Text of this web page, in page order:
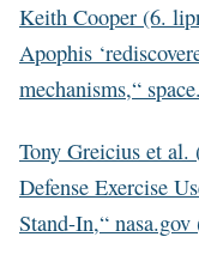
Keith Cooper (6.
Apophis
mechanisms,“
Tony Greicius et al.
Defense Exercise
Stand-In,“